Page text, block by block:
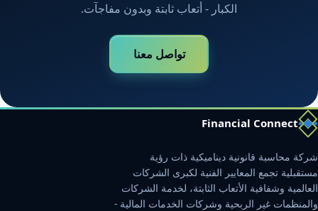
الكبار - أتعاب ثابتة وبدون مفاجآت.
تواصل معنا
Financial Connect
شركة محاسبة قانونية ديناميكية ذات رؤية
مستقبلية تجمع المعايير الفنية لكبرى الشركات
العالمية وشفافية الأتعاب الثابتة، لخدمة الشركات
والمنظمات غير الربحية وشركات الخدمات المالية -